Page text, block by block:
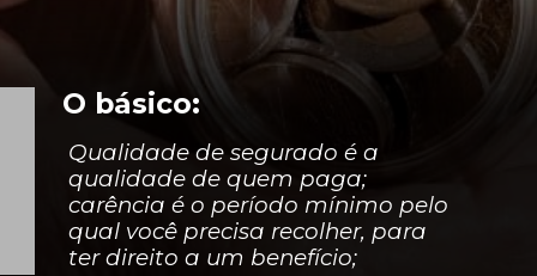
Qualidade de segurado é a
qualidade de quem paga;
carência é o período mínimo pelo
qual você precisa recolher, para
ter direito a um benefício;
O básico: